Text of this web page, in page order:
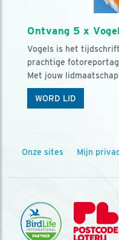
Ontvang 5 x
Vogels is het
prachtige
Met jouw
WORD LID
Onze sites Mijn